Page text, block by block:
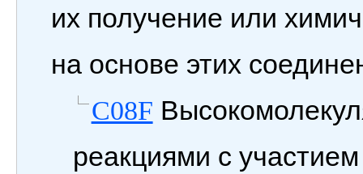
их получение или
на основе этих
C08F
реакциями с